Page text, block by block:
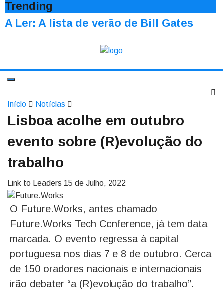
Trending
A Ler: A lista de verão de Bill Gates
Início Notícias
Lisboa acolhe em outubro
evento sobre (R)evolução do
trabalho
Link to Leaders 15 de Julho, 2022
O Future.Works, antes chamado
Future.Works Tech Conference, já tem data
marcada. O evento regressa à capital
portuguesa nos dias 7 e 8 de outubro. Cerca
de 150 oradores nacionais e internacionais
irão debater “a (R)evolução do trabalho”.